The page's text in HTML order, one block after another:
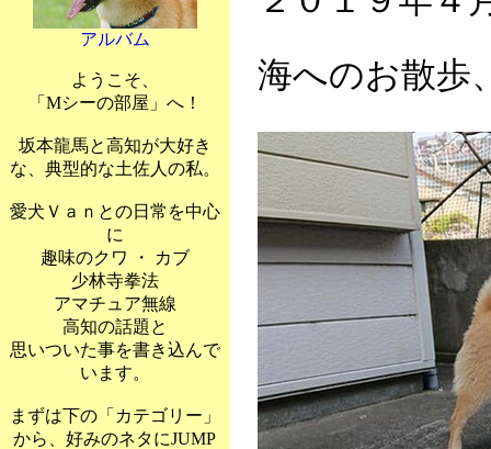
アルバム
ようこそ、
「Mシーの部屋」へ！
坂本龍馬と高知が大好き
な、典型的な土佐人の私。
愛犬Ｖａｎとの日常を中心
に
趣味のクワ ・ カブ
少林寺拳法
アマチュア無線
高知の話題と
思いついた事を書き込んで
います。
まずは下の「カテゴリー」
から、好みのネタにJUMP
海へのお散歩